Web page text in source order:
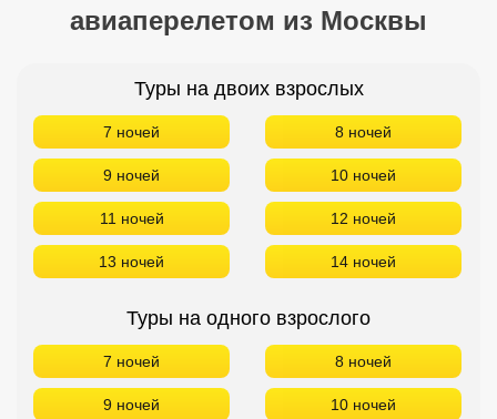
авиаперелетом из Москвы
Туры на двоих взрослых
7 ночей 8 ночей
9 ночей 10 ночей
11 ночей 12 ночей
13 ночей 14 ночей
Туры на одного взрослого
7 ночей 8 ночей
9 ночей 10 ночей
Сетевые отели Сейшел
Сетевые отели Маврикия